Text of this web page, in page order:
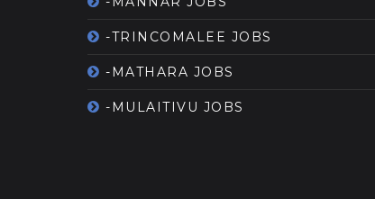
-TRINCOMALEE JOBS
-MATHARA JOBS
-MULAITIVU JOBS